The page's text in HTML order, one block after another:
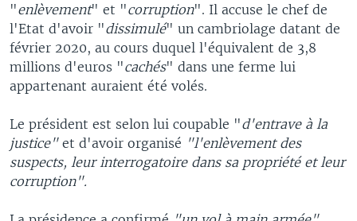
"enlèvement" et "corruption". Il accuse le chef de
l'Etat d'avoir "dissimulé" un cambriolage datant de
février 2020, au cours duquel l'équivalent de 3,8
millions d'euros "cachés" dans une ferme lui
appartenant auraient été volés.
Le président est selon lui coupable "d'entrave à la
justice"et d'avoir organisé "l'enlèvement des
suspects, leur interrogatoire dans sa propriété et leur
corruption".